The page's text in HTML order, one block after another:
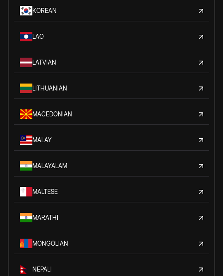
KOREAN
LAO
LATVIAN
LITHUANIAN
MACEDONIAN
MALAY
MALAYALAM
MALTESE
MARATHI
MONGOLIAN
NEPALI